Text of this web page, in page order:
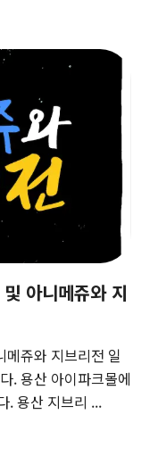
아니메쥬와 지
쥬와 지브리전 일
. 용산 아이파크몰에
. 용산 지브리 ...